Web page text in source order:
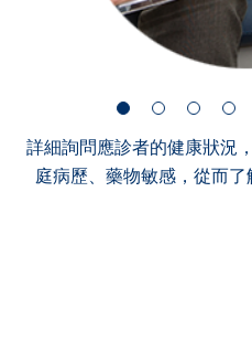
詳細詢問應診者的健康狀況
庭病歷、藥物敏感，從而